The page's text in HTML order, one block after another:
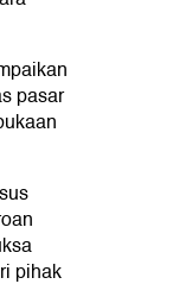
pasar
pihak